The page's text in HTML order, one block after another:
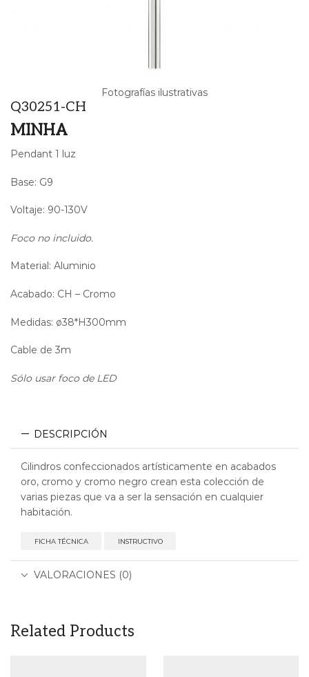
Fotografías ilustrativas
Q30251-CH
MINHA
Pendant 1 luz
Base: G9
Voltaje: 90-130V
Foco no incluido.
Material: Aluminio
Acabado: CH – Cromo
Medidas: ø38*H300mm
Cable de 3m
Sólo usar foco de LED
DESCRIPCIÓN
Cilindros confeccionados artísticamente en acabados
oro, cromo y cromo negro crean esta colección de
varias piezas que va a ser la sensación en cualquier
habitación.
FICHA TÉCNICA INSTRUCTIVO
VALORACIONES (0)
Related Products